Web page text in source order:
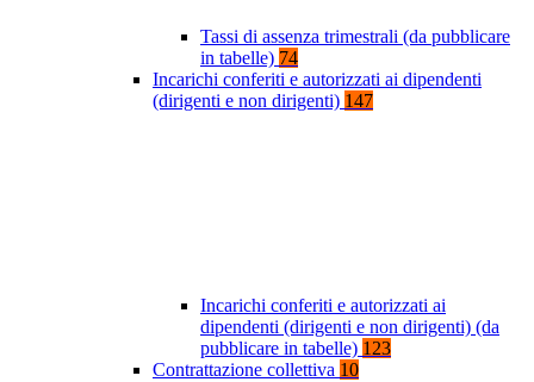
Tassi di assenza trimestrali (da pubblicare
in tabelle) 74
Incarichi conferiti e autorizzati ai dipendenti
(dirigenti e non dirigenti) 147
Incarichi conferiti e autorizzati ai
dipendenti (dirigenti e non dirigenti) (da
pubblicare in tabelle) 123
Contrattazione collettiva 10